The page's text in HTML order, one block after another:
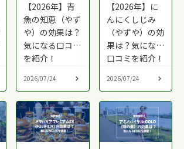
【2026年】青
魚の知恵（やず
や）の効果は？
気になる口コミ
を紹介！
2026/07/24
【2026年】に
んにくしじみ
（やずや）の効
果は？気になる
口コミを紹介！
2026/07/24